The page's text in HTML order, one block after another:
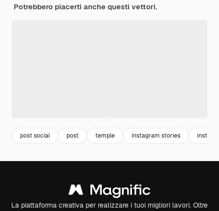
Potrebbero piacerti anche questi vettori.
post social post temple instagram stories
La piattaforma creativa per realizzare i tuoi migliori lavori. Oltre